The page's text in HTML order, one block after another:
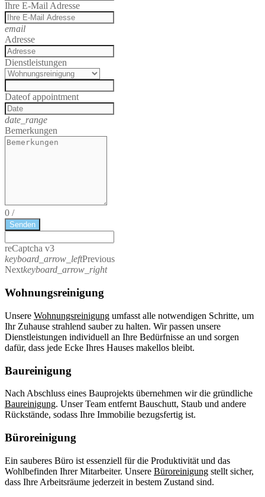
Ihre E-Mail Adresse
email
Adresse
Dienstleistungen
Dateof appointment
date_range
Bemerkungen
0 /
Senden
reCaptcha v3
keyboard_arrow_leftPrevious
Nextkeyboard_arrow_right
Wohnungsreinigung
Unsere Wohnungsreinigung umfasst alle notwendigen Schritte, um
Ihr Zuhause strahlend sauber zu halten. Wir passen unsere
Dienstleistungen individuell an Ihre Bedürfnisse an und sorgen
dafür, dass jede Ecke Ihres Hauses makellos bleibt.
Baureinigung
Nach Abschluss eines Bauprojekts übernehmen wir die gründliche
Baureinigung. Unser Team entfernt Bauschutt, Staub und andere
Rückstände, sodass Ihre Immobilie bezugsfertig ist.
Büroreinigung
Ein sauberes Büro ist essenziell für die Produktivität und das
Wohlbefinden Ihrer Mitarbeiter. Unsere Büroreinigung stellt sicher,
dass Ihre Arbeitsräume jederzeit in bestem Zustand sind.